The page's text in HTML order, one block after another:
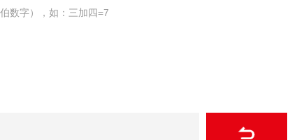
数字），如：三加四=7